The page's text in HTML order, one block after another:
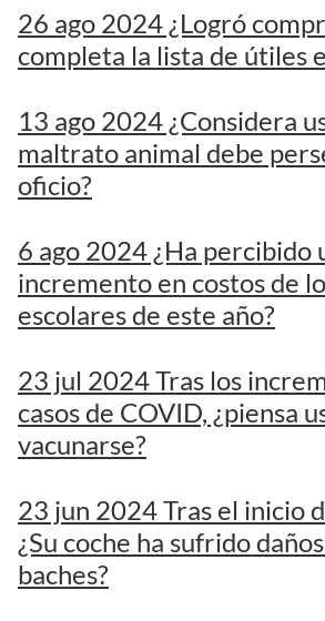
26 ago 2024 ¿Logró
completa la lista de útiles
13 ago 2024 ¿Considera
maltrato animal debe
oficio?
6 ago 2024 ¿Ha percibido
incremento en costos de
escolares de este año?
23 jul 2024 Tras los
casos de COVID, ¿piensa
vacunarse?
23 jun 2024 Tras el inicio
¿Su coche ha sufrido
baches?